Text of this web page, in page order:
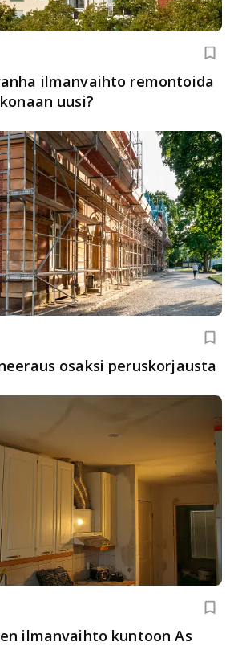
ilman­vaihto remontoida
uusi?
osaksi peruskorjausta
ilmanvaihto kuntoon As